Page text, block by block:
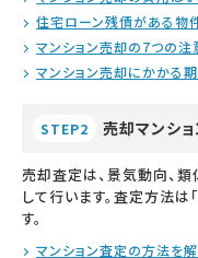
住宅ローン残債がある物
マンション売却の7つの
マンション売却にかかる
STEP2 売却マンシ
売却査定は、景気動向、
して行います。査定方法は
す。
マンション査定の方法を